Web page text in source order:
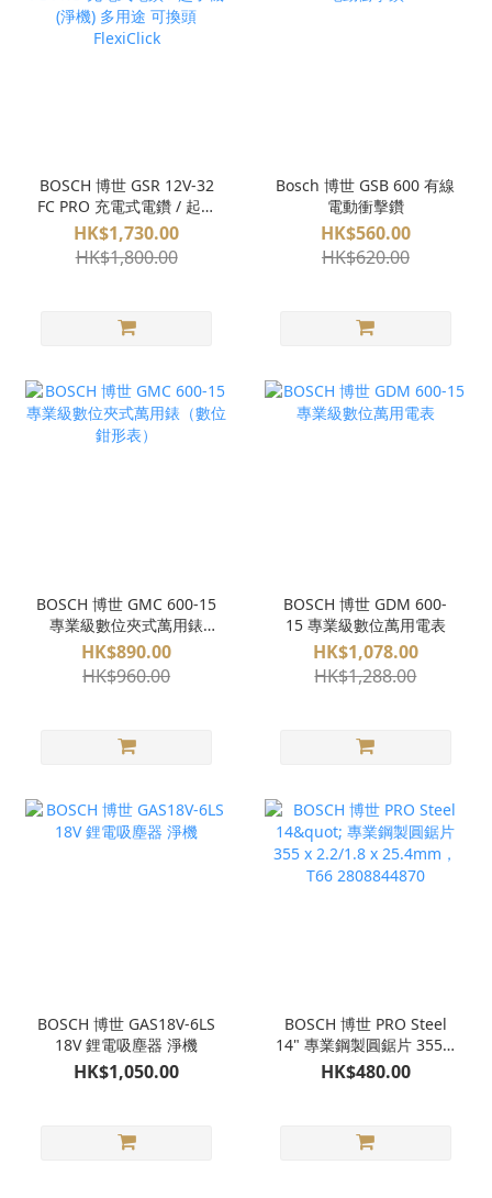
BOSCH 博世 GSR 12V-32
FC PRO 充電式電鑽 / 起子
機 (淨機) 多用途 可換頭
FlexiClick
HK$1,730.00
HK$1,800.00
Bosch 博世 GSB 600 有線
電動衝擊鑽
HK$560.00
HK$620.00
BOSCH 博世 GMC 600-15
專業級數位夾式萬用錶
（數位鉗形表）
HK$890.00
HK$960.00
BOSCH 博世 GDM 600-
15 專業級數位萬用電表
HK$1,078.00
HK$1,288.00
BOSCH 博世 GAS18V-6LS
18V 鋰電吸塵器 淨機
HK$1,050.00
BOSCH 博世 PRO Steel
14" 專業鋼製圓鋸片 355 x
2.2/1.8 x 25.4mm，T66
2808844870
HK$480.00